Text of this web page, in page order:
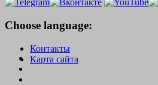
Choose language:
Контакты
Карта сайта